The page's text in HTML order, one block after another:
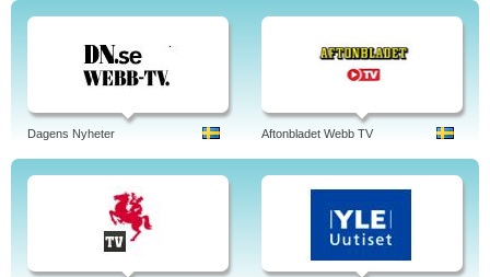
Dagens Nyheter Aftonbladet Webb TV